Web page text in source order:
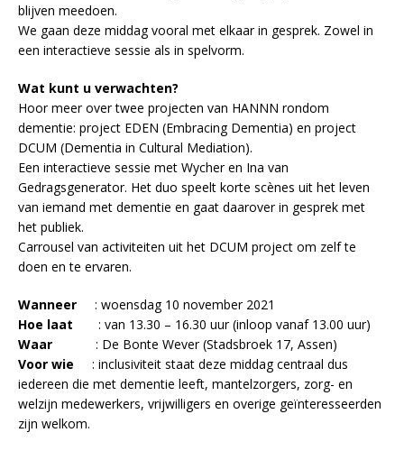
blijven meedoen.
We gaan deze middag vooral met elkaar in gesprek. Zowel in
een interactieve sessie als in spelvorm.
Wat kunt u verwachten?
Hoor meer over twee projecten van HANNN rondom
dementie: project EDEN (Embracing Dementia) en project
DCUM (Dementia in Cultural Mediation).
Een interactieve sessie met Wycher en Ina van
Gedragsgenerator. Het duo speelt korte scènes uit het leven
van iemand met dementie en gaat daarover in gesprek met
het publiek.
Carrousel van activiteiten uit het DCUM project om zelf te
doen en te ervaren.
Wanneer : woensdag 10 november 2021
Hoe laat : van 13.30 – 16.30 uur (inloop vanaf 13.00 uur)
Waar : De Bonte Wever (Stadsbroek 17, Assen)
Voor wie : inclusiviteit staat deze middag centraal dus
iedereen die met dementie leeft, mantelzorgers, zorg- en
welzijn medewerkers, vrijwilligers en overige geïnteresseerden
zijn welkom.